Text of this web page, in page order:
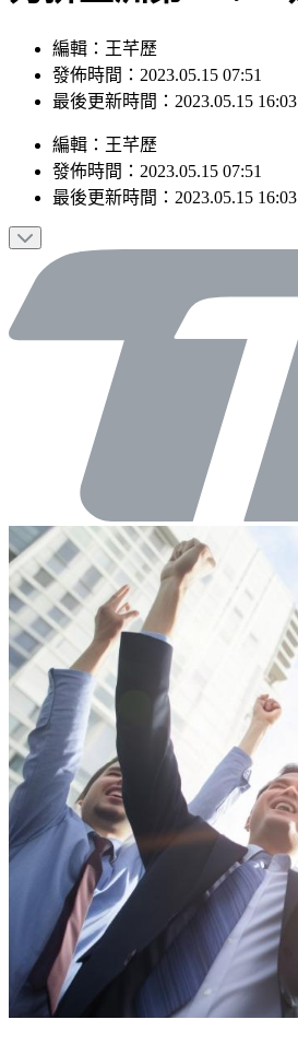
編輯：王芊歷
發佈時間：2023.05.15 07:51
最後更新時間：2023.05.15 16:03
編輯 ： 王芊歷
發佈時間： 2023.05.15 07:51
最後更新時間： 2023.05.15 16:03